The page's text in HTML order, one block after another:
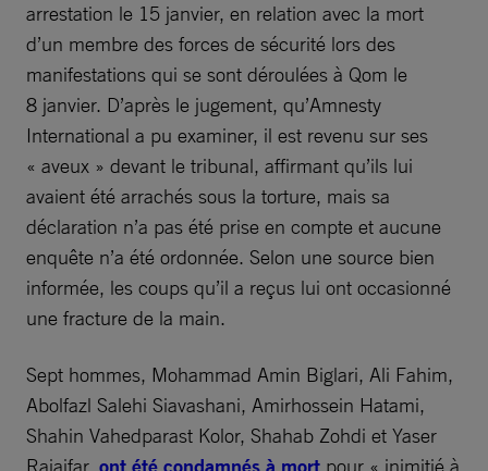
arrestation le 15 janvier, en relation avec la mort
d’un membre des forces de sécurité lors des
manifestations qui se sont déroulées à Qom le
8 janvier. D’après le jugement, qu’Amnesty
International a pu examiner, il est revenu sur ses
« aveux » devant le tribunal, affirmant qu’ils lui
avaient été arrachés sous la torture, mais sa
déclaration n’a pas été prise en compte et aucune
enquête n’a été ordonnée. Selon une source bien
informée, les coups qu’il a reçus lui ont occasionné
une fracture de la main.
Sept hommes, Mohammad Amin Biglari, Ali Fahim,
Abolfazl Salehi Siavashani, Amirhossein Hatami,
Shahin Vahedparast Kolor, Shahab Zohdi et Yaser
Rajaifar,
pour « inimitié à